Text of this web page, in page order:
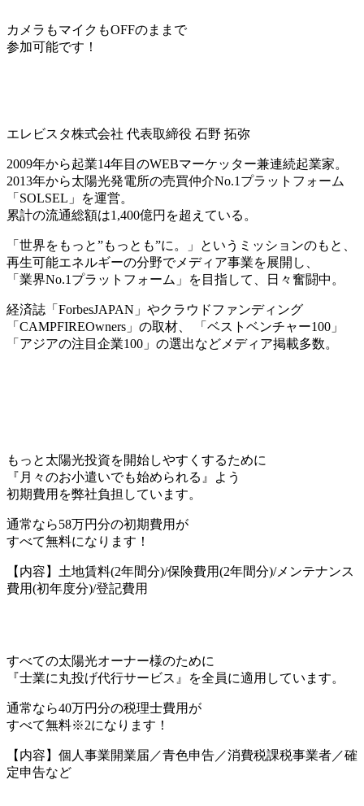
カメラもマイクもOFFのままで
参加可能です！
エレビスタ株式会社 代表取締役 石野 拓弥
2009年から起業14年目のWEBマーケッター兼連続起業家。
2013年から太陽光発電所の売買仲介No.1プラットフォーム
「SOLSEL」を運営。
累計の流通総額は1,400億円を超えている。
「世界をもっと”もっとも”に。」というミッションのもと、
再生可能エネルギーの分野でメディア事業を展開し、
「業界No.1プラットフォーム」を目指して、日々奮闘中。
経済誌「ForbesJAPAN」やクラウドファンディング
「CAMPFIREOwners」の取材、 「ベストベンチャー100」
「アジアの注目企業100」の選出などメディア掲載多数。
もっと太陽光投資を開始しやすくするために
『月々のお小遣いでも始められる』よう
初期費用を弊社負担しています。
通常なら58万円分の初期費用 が
すべて無料になります！
【内容】土地賃料(2年間分)/保険費用(2年間分)/メンテナンス
費用(初年度分)/登記費用
すべての太陽光オーナー様のために
『士業に丸投げ代行サービス』を全員に適用しています。
通常なら40万円分の税理士費用 が
すべて無料※2になります！
【内容】個人事業開業届／青色申告／消費税課税事業者／確
定申告など